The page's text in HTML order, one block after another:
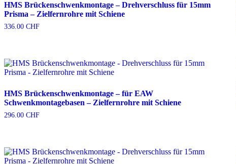
HMS Brückenschwenkmontage – Drehverschluss für 15mm
Prisma – Zielfernrohre mit Schiene
336.00 CHF
HMS Brückenschwenkmontage – für EAW
Schwenkmontagebasen – Zielfernrohre mit Schiene
296.00 CHF